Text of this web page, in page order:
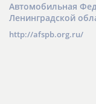
Автомобильная
Ленинградской
http://afspb.org.ru/